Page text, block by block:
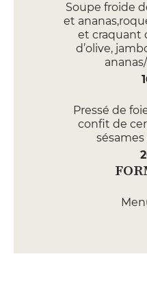
Soupe froide
et
et craquant
d’olive,
Pressé de
confit de
Menu